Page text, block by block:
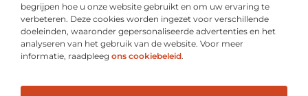
begrijpen hoe u onze website gebruikt en om uw ervaring te
verbeteren. Deze cookies worden ingezet voor verschillende
doeleinden, waaronder gepersonaliseerde advertenties en het
analyseren van het gebruik van de website. Voor meer
informatie, raadpleeg ons cookiebeleid.
Onze informatie